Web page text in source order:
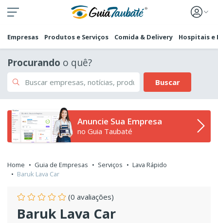
Empresas Produtos e Serviços Comida & Delivery Hospitais e
Procurando o quê?
Buscar
Anuncie Sua Empresa
no Guia Taubaté
Home Guia de Empresas Serviços
Lava Rápido
Baruk Lava Car
(0 avaliações)
Baruk Lava Car